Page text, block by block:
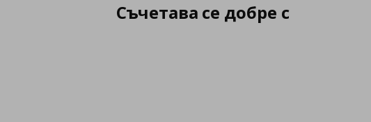
Съчетава се добре с